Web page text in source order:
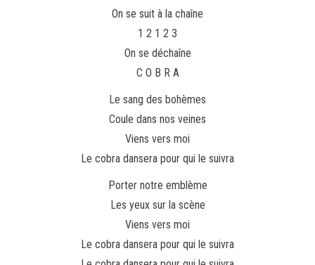
On se suit à la chaîne
1 2 1 2 3
On se déchaîne
C O B R A
Le sang des bohèmes
Coule dans nos veines
Viens vers moi
Le cobra dansera pour qui le suivra
Porter notre emblème
Les yeux sur la scène
Viens vers moi
Le cobra dansera pour qui le suivra